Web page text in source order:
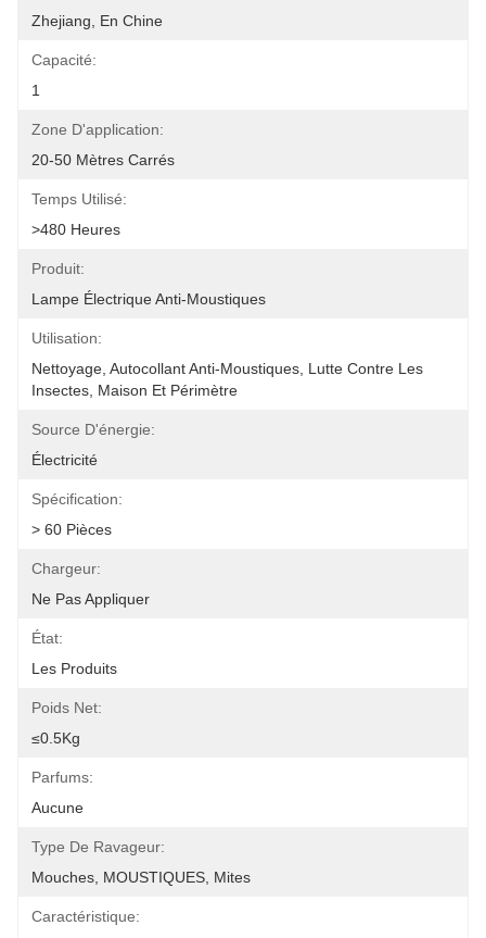
Zhejiang, En Chine
Capacité:
1
Zone D'application:
20-50 Mètres Carrés
Temps Utilisé:
>480 Heures
Produit:
Lampe Électrique Anti-Moustiques
Utilisation:
Nettoyage, Autocollant Anti-Moustiques, Lutte Contre Les
Insectes, Maison Et Périmètre
Source D'énergie:
Électricité
Spécification:
> 60 Pièces
Chargeur:
Ne Pas Appliquer
État:
Les Produits
Poids Net:
≤0.5Kg
Parfums:
Aucune
Type De Ravageur:
Mouches, MOUSTIQUES, Mites
Caractéristique: